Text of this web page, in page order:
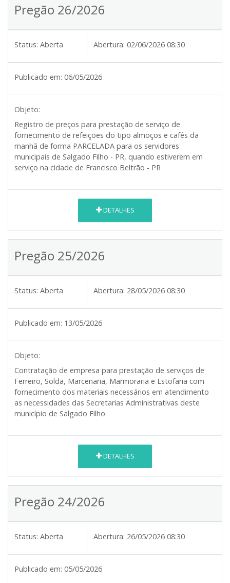
Pregão 26/2026
Status: Aberta Abertura: 02/06/2026 08:30
Publicado em: 06/05/2026
Objeto:
Registro de preços para prestação de serviço de
fornecimento de refeições do tipo almoços e cafés da
manhã de forma PARCELADA para os servidores
municipais de Salgado Filho - PR, quando estiverem em
serviço na cidade de Francisco Beltrão - PR
DETALHES
Pregão 25/2026
Status: Aberta Abertura: 28/05/2026 08:30
Publicado em: 13/05/2026
Objeto:
Contratação de empresa para prestação de serviços de
Ferreiro, Solda, Marcenaria, Marmoraria e Estofaria com
fornecimento dos materiais necessários em atendimento
as necessidades das Secretarias Administrativas deste
município de Salgado Filho
DETALHES
Pregão 24/2026
Status: Aberta Abertura: 26/05/2026 08:30
Publicado em: 05/05/2026